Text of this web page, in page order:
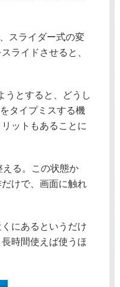
スライダー式の変
ライドさせると、
うとすると、どうし
タイプミスする機
ットもあることに
る。この状態か
けで、画面に触れ
にあるというだけ
時間使えば使うほ